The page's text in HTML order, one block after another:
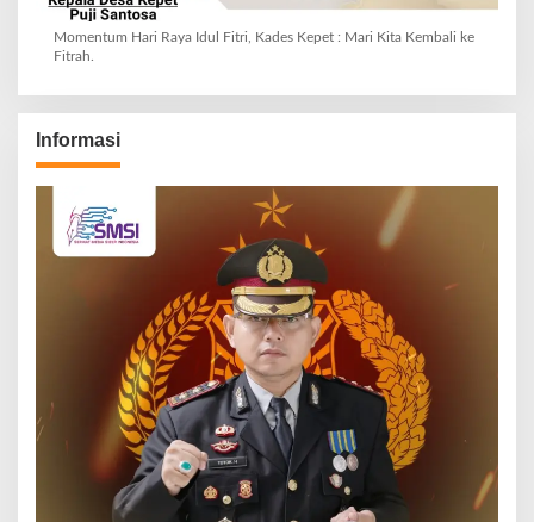
Momentum Hari Raya Idul Fitri, Kades Kepet : Mari Kita Kembali ke
Fitrah.
Informasi